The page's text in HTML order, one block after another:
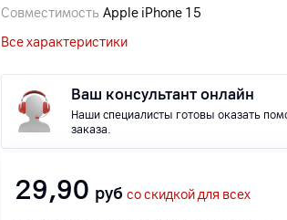
Совместимость Apple iPhone 15
Все характеристики
Ваш консультант онлайн
Наши специалисты готовы оказать
заказа.
29,90 руб со скидкой для всех